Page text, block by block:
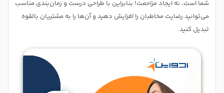
شما است، نه ایجاد مزاحمت! بنابراین با طراحی درست و زمان‌بندی مناسب
می‌توانید رضایت مخاطبان را افزایش دهید و آن‌ها را به مشتریان بالقوه
تبدیل کنید.